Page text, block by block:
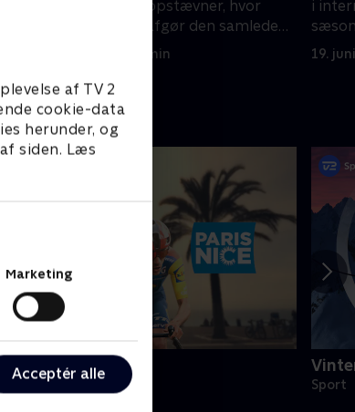
af TV 2
cookie-data
herunder, og
siden. Læs
Marketing
Acceptér alle
i internationale topstævner, hvor
sæsonens point afgør den samlede
28. juni 2026 • 118 min
i
19.
Sport